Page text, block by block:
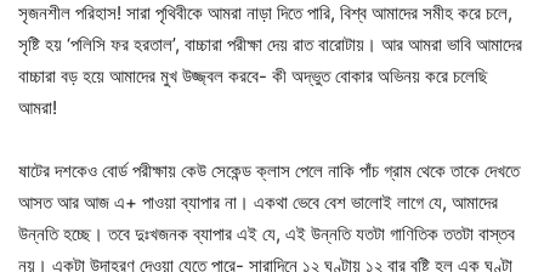
সৃজনশীল পরিহাস! সারা পৃথিবীকে আমরা নাড়া দিতে পারি, বিশ্ব আমাদের সমীহ করে চলে,
সৃষ্টি হয় ‘পলিসি ফর হরতাল’, বাচ্চারা পরীক্ষা দেয় রাত বারোটায়। আর আমরা ভাবি আমাদের
বাচ্চারা বড় হয়ে আমাদের মুখ উজ্জ্বল করবে- কী অদ্ভুত বোকার অভিনয় করে চলেছি
আমরা!
ষাটের দশকেও বোর্ড পরীক্ষায় কেউ সেকেন্ড ক্লাস পেলে নাকি পাঁচ গ্রাম থেকে তাকে দেখতে
আসত আর আজ এ+ পাওয়া ব্যাপার না। একথা ভেবে বেশ ভালোই লাগে যে, আমাদের
উন্নতি হচ্ছে। তবে দুঃখজনক ব্যাপার এই যে, এই উন্নতি যতটা গাণিতিক ততটা বাস্তব
নয়। একটা উদাহরণ দেওয়া যেতে পারে- সারাদিনে ১২ ঘণ্টায় ১২ বার বৃষ্টি হল এক ঘণ্টা